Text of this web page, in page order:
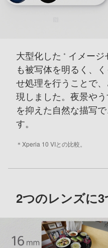
大型化した ＊
イメー
も被写体を明るく、く
せ処理を行うことで
現しました。 夜景や
を抑えた自然な描写
す。
＊ Xperia 10 VIとの比較。
2つのレンズに3